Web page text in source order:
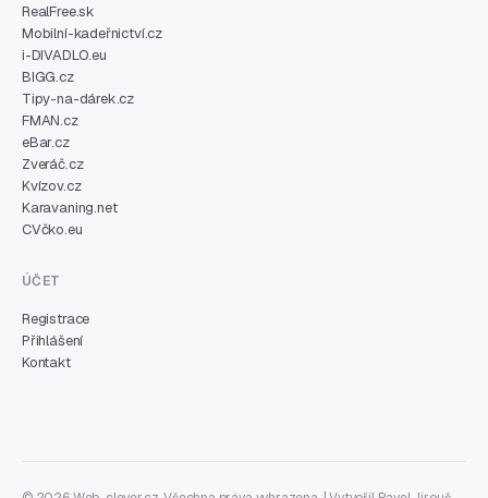
RealFree.sk
Mobilní-kadeřnictví.cz
i-DIVADLO.eu
BIGG.cz
Tipy-na-dárek.cz
FMAN.cz
eBar.cz
Zveráč.cz
Kvízov.cz
Karavaning.net
CVčko.eu
ÚČET
Registrace
Přihlášení
Kontakt